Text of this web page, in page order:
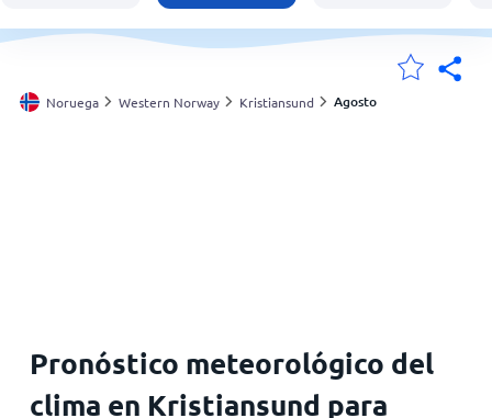
España
Argentina
Noruega Western Norway Kristiansund Agosto
Pronóstico meteorológico del
clima en Kristiansund para